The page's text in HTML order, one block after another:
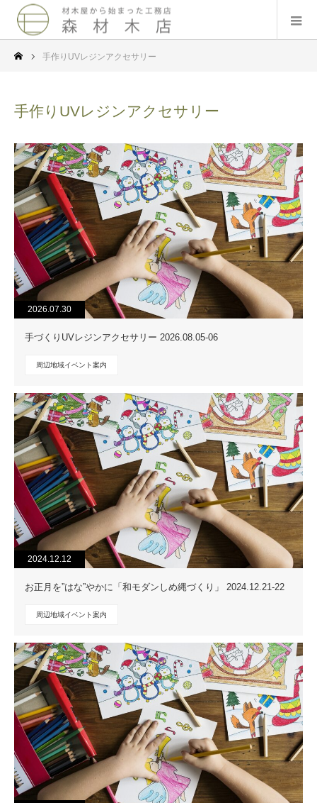
手作りUVレジンアクセサリー
手作りUVレジンアクセサリー
2026.07.30
手づくりUVレジンアクセサリー 2026.08.05-06
周辺地域イベント案内
2024.12.12
お正月を”はな”やかに「和モダンしめ縄づくり」 2024.12.21-22
周辺地域イベント案内